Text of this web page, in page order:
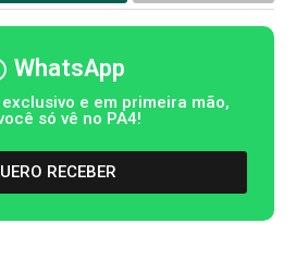
WhatsApp
e em primeira mão,
só vê no PA4!
RECEBER